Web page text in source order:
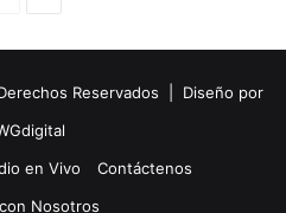
i
n
a
u
i
e
Reservados | Diseño por
en Vivo
Contáctenos
Nosotros